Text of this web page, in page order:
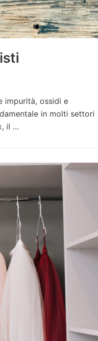
impurità, ossidi e
in molti settori
il …